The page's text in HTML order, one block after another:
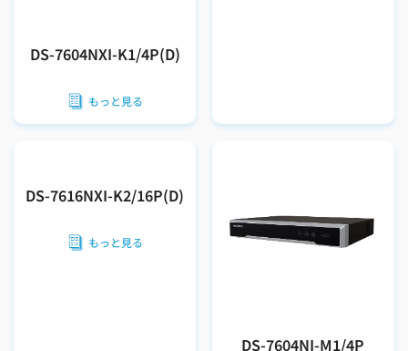
DS-7604NXI-K1/4P(D)
もっと見る
DS-7616NXI-K2/16P(D)
もっと見る
DS-7604NI-M1/4P